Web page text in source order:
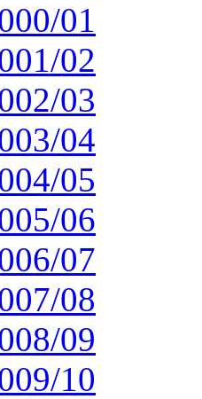
01
02
03
04
05
06
07
08
09
10